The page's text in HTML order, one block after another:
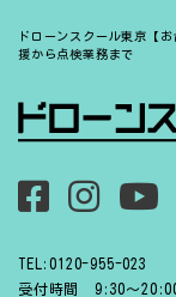
ドローンスクール東京【
援から点検業務まで
TEL:0120-955-023
受付時間 9:30〜